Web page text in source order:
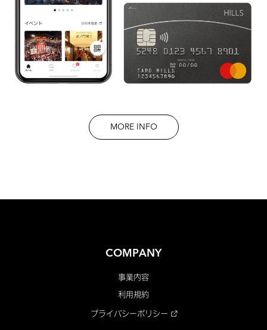
MORE INFO
COMPANY
事業内容
利用規約
プライバシーポリシー